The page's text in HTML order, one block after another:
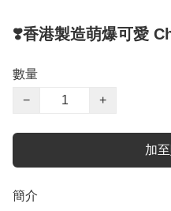
❣️香港製造萌爆可愛
數量
−
+
加
簡介